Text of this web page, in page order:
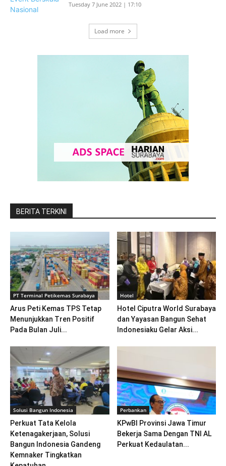
Tuesday 7 June 2022 | 17:10
Load more
BERITA TERKINI
PT Terminal Petikemas Surabaya
Arus Peti Kemas TPS Tetap
Menunjukkan Tren Positif
Pada Bulan Juli...
Hotel
Hotel Ciputra World Surabaya
dan Yayasan Bangun Sehat
Indonesiaku Gelar Aksi...
Solusi Bangun Indonesia
Perkuat Tata Kelola
Ketenagakerjaan, Solusi
Bangun Indonesia Gandeng
Kemnaker Tingkatkan
Perbankan
KPwBI Provinsi Jawa Timur
Bekerja Sama Dengan TNI AL
Perkuat Kedaulatan...